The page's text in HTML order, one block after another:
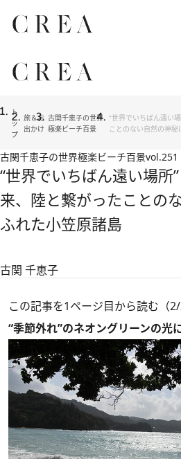
ト
ッ
プ
旅＆お
出かけ
古関千恵子の世界
極楽ビーチ百景
“世界でいちばん遠い
ことのない自然の神
古関千恵子の世界極楽ビーチ百景vol.251
“世界でいちばん遠い場所
来、陸と繋がったことの
ふれた小笠原諸島
古関 千恵子
この記事を1ページ目から読む（2/
“季節外れ”のネオングリーンの光